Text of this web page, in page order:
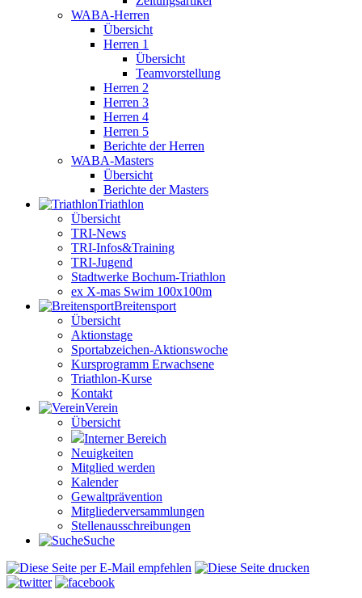
WABA-Herren
Übersicht
Herren 1
Übersicht
Teamvorstellung
Herren 2
Herren 3
Herren 4
Herren 5
Berichte der Herren
WABA-Masters
Übersicht
Berichte der Masters
Triathlon
Übersicht
TRI-News
TRI-Infos&Training
TRI-Jugend
Stadtwerke Bochum-Triathlon
ex X-mas Swim 100x100m
Breiten­sport
Übersicht
Aktionstage
Sportabzeichen-Aktionswoche
Kursprogramm Erwachsene
Triathlon-Kurse
Kontakt
Verein
Übersicht
Interner Bereich
Neuigkeiten
Mitglied werden
Kalender
Gewaltprävention
Mitglieder­versammlungen
Stellen­aus­schrei­bungen
Suche